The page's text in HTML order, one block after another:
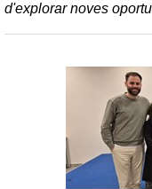
d'explorar noves